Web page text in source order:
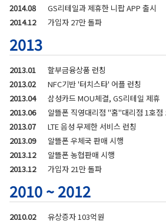
2014.08
GS리테일과 제휴한 니팝 APP 출시
2014.12
가입자 27만 돌파
2013
2013.01
할부금융상품 런칭
2013.02
NFC기반 '터치스타' 어플 런칭
2013.04
삼성카드 MOU체결, GS리테일 제휴
2013.06
알뜰폰 직영대리점 "홈"대리점 1호점
2013.07
LTE 음성 무제한 서비스 런칭
2013.09
알뜰폰 우체국 판매 시행
2013.12
알뜰폰 농협판매 시행
2013.12
가입자 21만 돌파
2010 ~ 2012
2010.02
유상증자 103억원